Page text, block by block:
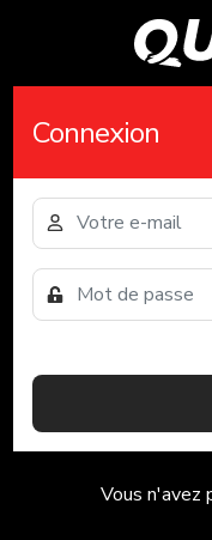
Connexion
Vous n'avez